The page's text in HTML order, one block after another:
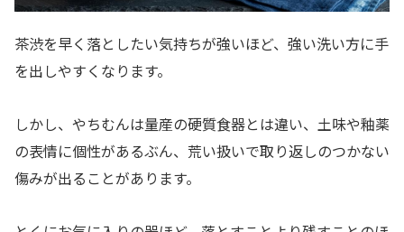
茶渋を早く落としたい気持ちが強いほど、強い洗い方に手
を出しやすくなります。
しかし、やちむんは量産の硬質食器とは違い、土味や釉薬
の表情に個性があるぶん、荒い扱いで取り返しのつかない
傷みが出ることがあります。